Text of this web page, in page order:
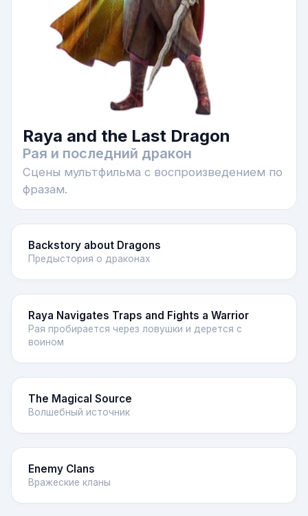
Raya and the Last Dragon
Рая и последний дракон
Сцены мультфильма с воспроизведением по
фразам.
Backstory about Dragons
Предыстория о драконах
Raya Navigates Traps and Fights a Warrior
Рая пробирается через ловушки и дерется с
воином
The Magical Source
Волшебный источник
Enemy Clans
Вражеские кланы